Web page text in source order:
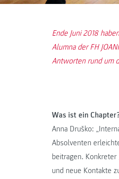
Ende Juni 2018
Alumna der FH
Antworten rund um
Was ist ein
Anna Druško:
Absolventen
beitragen.
und neue Kontakte